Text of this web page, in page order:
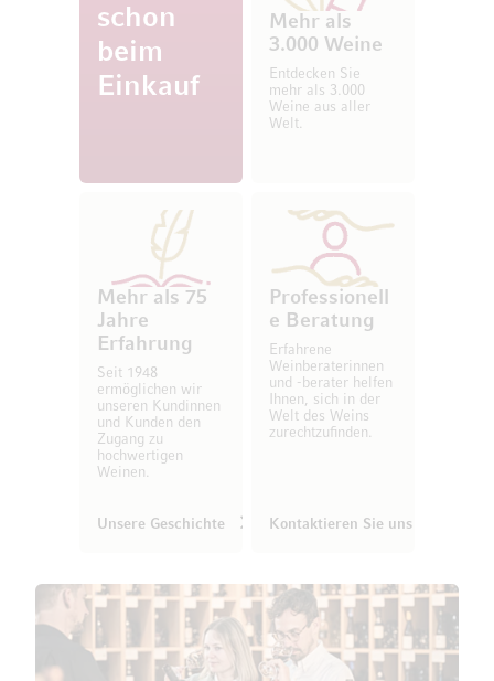
schon
beim
Einkauf
Mehr als
3.000 Weine
Entdecken Sie
mehr als 3.000
Weine aus aller
Welt.
Mehr als 75
Jahre
Erfahrung
Seit 1948
ermöglichen wir
unseren Kundinnen
und Kunden den
Zugang zu
hochwertigen
Weinen.
Unsere Geschichte
Professionell
e Beratung
Erfahrene
Weinberaterinnen
und -berater helfen
Ihnen, sich in der
Welt des Weins
zurechtzufinden.
Kontaktieren Sie uns